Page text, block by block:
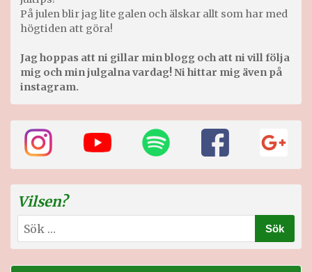
På julen blir jag lite galen och älskar allt som har med
högtiden att göra!
Jag hoppas att ni gillar min blogg och att ni vill följa
mig och min julgalna vardag! Ni hittar mig även på
instagram.
Vilsen?
Sök
efter: